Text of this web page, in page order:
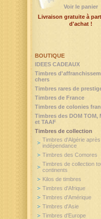
BOUTIQUE
IDEES CADEAUX
Timbres
chers
Timbres rares de
Timbres de France
Timbres de colonies
Timbres des DOM TOM,
et TAAF
Timbres de collection
Timbres d'Algérie après
indépendance
Timbres des Comores
Timbres de collection
continents
Kilos de timbres
Timbres d'Afrique
Timbres d'Amérique
Timbres d'Asie
Timbres d'Europe
Voir le panier
Livraison gratuite à
d'achat !